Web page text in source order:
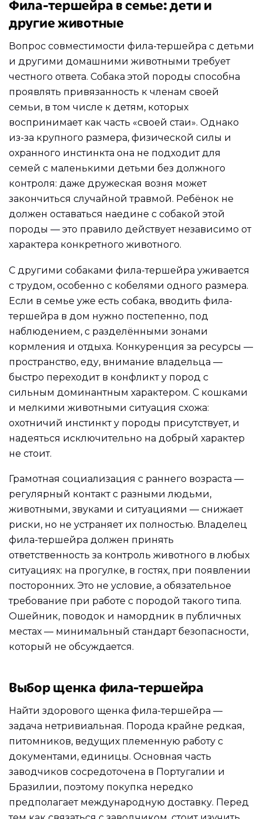
Фила-тершейра в семье: дети и
другие животные
Вопрос совместимости фила-тершейра с детьми
и другими домашними животными требует
честного ответа. Собака этой породы способна
проявлять привязанность к членам своей
семьи, в том числе к детям, которых
воспринимает как часть «своей стаи». Однако
из-за крупного размера, физической силы и
охранного инстинкта она не подходит для
семей с маленькими детьми без должного
контроля: даже дружеская возня может
закончиться случайной травмой. Ребёнок не
должен оставаться наедине с собакой этой
породы — это правило действует независимо от
характера конкретного животного.
С другими собаками фила-тершейра уживается
с трудом, особенно с кобелями одного размера.
Если в семье уже есть собака, вводить фила-
тершейра в дом нужно постепенно, под
наблюдением, с разделёнными зонами
кормления и отдыха. Конкуренция за ресурсы —
пространство, еду, внимание владельца —
быстро переходит в конфликт у пород с
сильным доминантным характером. С кошками
и мелкими животными ситуация схожа:
охотничий инстинкт у породы присутствует, и
надеяться исключительно на добрый характер
не стоит.
Грамотная социализация с раннего возраста —
регулярный контакт с разными людьми,
животными, звуками и ситуациями — снижает
риски, но не устраняет их полностью. Владелец
фила-тершейра должен принять
ответственность за контроль животного в любых
ситуациях: на прогулке, в гостях, при появлении
посторонних. Это не условие, а обязательное
требование при работе с породой такого типа.
Ошейник, поводок и намордник в публичных
местах — минимальный стандарт безопасности,
который не обсуждается.
Выбор щенка фила-тершейра
Найти здорового щенка фила-тершейра —
задача нетривиальная. Порода крайне редкая,
питомников, ведущих племенную работу с
документами, единицы. Основная часть
заводчиков сосредоточена в Португалии и
Бразилии, поэтому покупка нередко
предполагает международную доставку. Перед